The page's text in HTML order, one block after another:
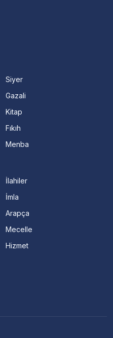
Siyer
Gazali
Kitap
Fıkıh
Menba
İlahiler
İmla
Arapça
Mecelle
Hizmet